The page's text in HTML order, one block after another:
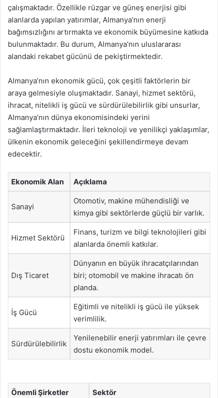
çalışmaktadır. Özellikle rüzgar ve güneş enerjisi gibi
alanlarda yapılan yatırımlar, Almanya’nın enerji
bağımsızlığını artırmakta ve ekonomik büyümesine katkıda
bulunmaktadır. Bu durum, Almanya’nın uluslararası
alandaki rekabet gücünü de pekiştirmektedir.
Almanya’nın ekonomik gücü, çok çeşitli faktörlerin bir
araya gelmesiyle oluşmaktadır. Sanayi, hizmet sektörü,
ihracat, nitelikli iş gücü ve sürdürülebilirlik gibi unsurlar,
Almanya’nın dünya ekonomisindeki yerini
sağlamlaştırmaktadır. İleri teknoloji ve yenilikçi yaklaşımlar,
ülkenin ekonomik geleceğini şekillendirmeye devam
edecektir.
Ekonomik Alan Açıklama
Sanayi
Otomotiv, makine mühendisliği ve
kimya gibi sektörlerde güçlü bir varlık.
Hizmet Sektörü
Finans, turizm ve bilgi teknolojileri gibi
alanlarda önemli katkılar.
Dış Ticaret
Dünyanın en büyük ihracatçılarından
biri; otomobil ve makine ihracatı ön
planda.
İş Gücü
Eğitimli ve nitelikli iş gücü ile yüksek
verimlilik.
Sürdürülebilirlik
Yenilenebilir enerji yatırımları ile çevre
dostu ekonomik model.
Önemli Şirketler Sektör